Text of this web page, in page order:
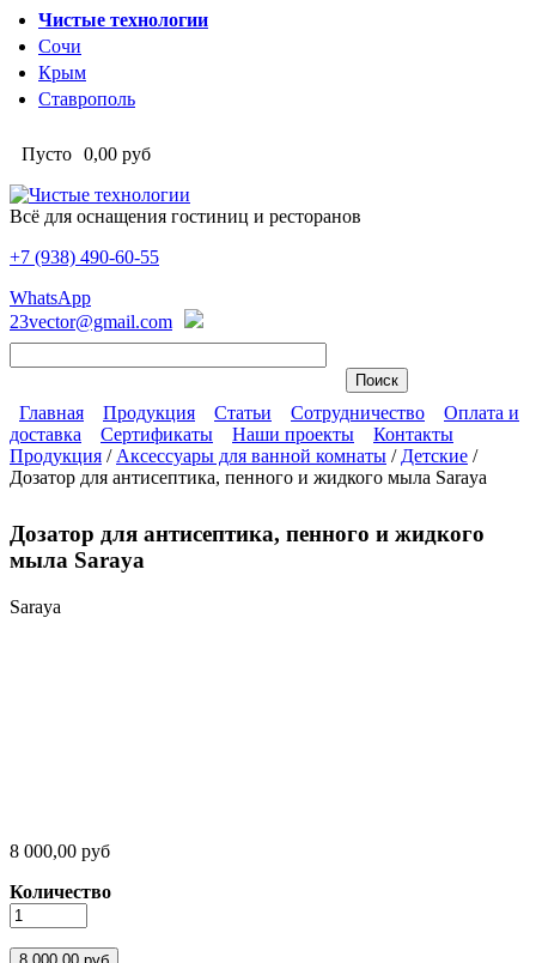
Перейти к основному содержанию
Чистые технологии
Сочи
Крым
Ставрополь
Пусто 0,00 руб
Всё для оснащения гостиниц и ресторанов
Чистые технологии
+7 (938) 490-60-55
WhatsApp
23vector@gmail.com
Главное меню
Главная Продукция Статьи Сотрудничество
Оплата и
доставка
Сертификаты Наши проекты Контакты
Вы здесь
Продукция / Аксессуары для ванной комнаты / Детские /
Дозатор для антисептика, пенного и жидкого мыла Saraya
Дозатор для антисептика, пенного и жидкого
мыла Saraya
Saraya
8 000,00 руб
Количество